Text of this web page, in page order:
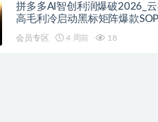
拼多多AI智创利润爆破2026_
高毛利冷启动黑标矩阵爆款SOP
会员专区 4 周前 18